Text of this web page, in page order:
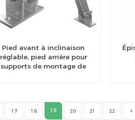
Pied avant à inclinaison
réglable, pied arrière pour
supports de montage de
17 18 19 20 21 22